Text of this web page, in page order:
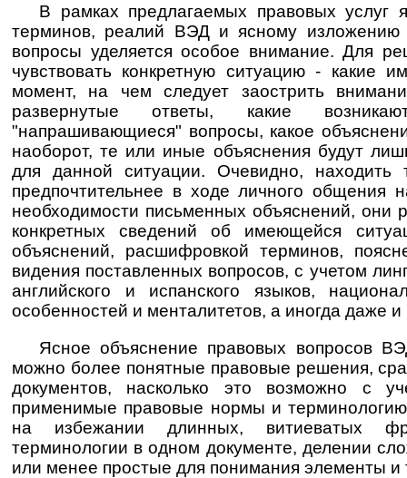
В рамках предлагаемых правовых услуг
терминов, реалий ВЭД и ясному изложению
вопросы уделяется особое внимание. Для
чувствовать конкретную ситуацию - какие
момент, на чем следует заострить
развернутые ответы, какие
"напрашивающиеся" вопросы, какое
наоборот, те или иные объяснения будут
для данной ситуации. Очевидно, находить
предпочтительнее в ходе личного общения
необходимости письменных объяснений, они
конкретных сведений об имеющейся
объяснений, расшифровкой терминов,
видения поставленных вопросов, с учетом
английского и испанского языков,
особенностей и менталитетов, а иногда даже и
Ясное объяснение правовых вопросов
можно более понятные правовые решения,
документов, насколько это возможно с
применимые правовые нормы и
на избежании длинных, витиеватых
терминологии в одном документе, делении
или менее простые для понимания элементы и